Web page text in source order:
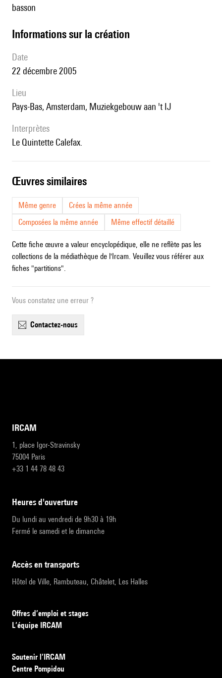
basson
informations sur la création
date
22 décembre 2005
lieu
Pays-Bas, Amsterdam, Muziekgebouw aan 't IJ
interprètes
le Quintette Calefax.
œuvres similaires
Même genre
Crées la même année
Composées la même année
Même effectif détaillé
Cette fiche œuvre a valeur encyclopédique, elle ne reflète pas les
collections de la médiathèque de l'Ircam. Veuillez vous référer aux
fiches "partitions".
Vous constatez une erreur ?
contactez-nous
IRCAM
1, place Igor-Stravinsky
75004 Paris
+33 1 44 78 48 43
heures d'ouverture
Du lundi au vendredi de 9h30 à 19h
Fermé le samedi et le dimanche
accès en transports
Hôtel de Ville, Rambuteau, Châtelet, Les Halles
Offres d’emploi et stages
L’équipe IRCAM
Soutenir l’IRCAM
Centre Pompidou